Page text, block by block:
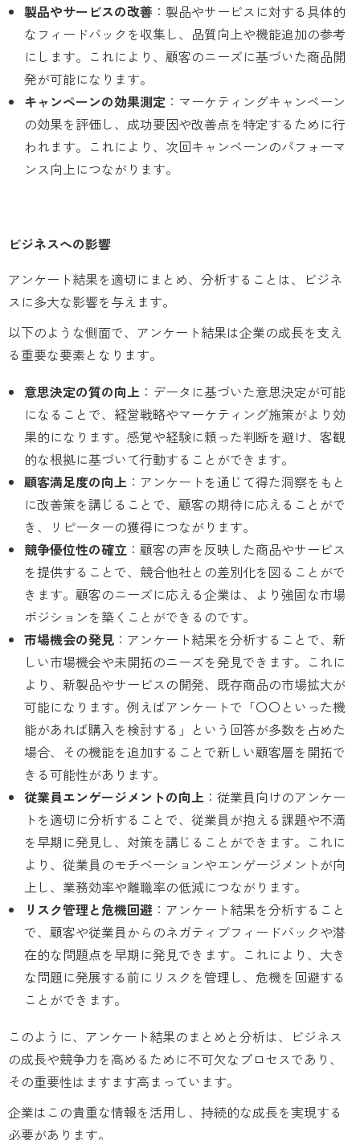
製品やサービスの改善 ：製品やサービスに対する具体的
なフィードバックを収集し、品質向上や機能追加の参考
にします。これにより、顧客のニーズに基づいた商品開
発が可能になります。
キャンペーンの効果測定 ：マーケティングキャンペーン
の効果を評価し、成功要因や改善点を特定するために行
われます。これにより、次回キャンペーンのパフォーマ
ンス向上につながります。
ビジネスへの影響
アンケート結果を適切にまとめ、分析することは、ビジネ
スに多大な影響を与えます。
以下のような側面で、アンケート結果は企業の成長を支え
る重要な要素となります。
意思決定の質の向上 ：データに基づいた意思決定が可能
になることで、経営戦略やマーケティング施策がより効
果的になります。 感覚や経験に頼った判断を避け、客観
的な根拠に基づいて行動することができます。
顧客満足度の向上 ：アンケートを通じて得た洞察をもと
に改善策を講じることで、顧客の期待に応えることがで
き、リピーターの獲得につながります。
競争優位性の確立 ：顧客の声を反映した商品やサービス
を提供することで、競合他社との差別化を図ることがで
きます。顧客のニーズに応える企業は、より強固な市場
ポジションを築くことができるのです。
市場機会の発見 ：アンケート結果を分析することで、新
しい市場機会や未開拓のニーズを発見できます。これに
より、新製品やサービスの開発、既存商品の市場拡大が
可能になります。例えばアンケートで「〇〇といった機
能があれば購入を検討する」という回答が多数を占めた
場合、その機能を追加することで新しい顧客層を開拓で
きる可能性があります。
従業員エンゲージメントの向上 ：従業員向けのアンケー
トを適切に分析することで、従業員が抱える課題や不満
を早期に発見し、対策を講じることができます。これに
より、従業員のモチベーションやエンゲージメントが向
上し、業務効率や離職率の低減につながります。
リスク管理と危機回避 ：アンケート結果を分析すること
で、顧客や従業員からのネガティブフィードバックや潜
在的な問題点を早期に発見できます。 これにより、大き
な問題に発展する前にリスクを管理し、危機を回避する
ことができます。
このように、アンケート結果のまとめと分析は、ビジネス
の成長や競争力を高めるために不可欠なプロセスであり、
その重要性はますます高まっています。
企業はこの貴重な情報を活用し、持続的な成長を実現する
必要があります。